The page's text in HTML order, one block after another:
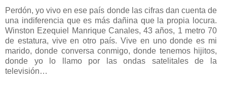
Perdón, yo vivo en ese país donde las cifras dan cuenta de
una indiferencia que es más dañina que la propia locura.
Winston Ezequiel Manrique Canales, 43 años, 1 metro 70
de estatura, vive en otro país. Vive en uno donde es mi
marido, donde conversa conmigo, donde tenemos hijitos,
donde yo lo llamo por las ondas satelitales de la
televisión…